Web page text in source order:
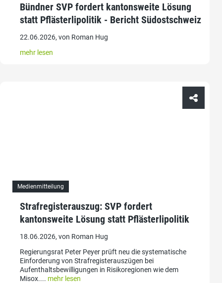
Bündner SVP fordert kantonsweite Lösung
statt Pflästerlipolitik - Bericht Südostschweiz
22.06.2026, von Roman Hug
mehr lesen
Medienmitteilung
Strafregisterauszug: SVP fordert
kantonsweite Lösung statt Pflästerlipolitik
18.06.2026, von Roman Hug
Regierungsrat Peter Peyer prüft neu die systematische
Einforderung von Strafregisterauszügen bei
Aufenthaltsbewilligungen in Risikoregionen wie dem
Misox.... mehr lesen